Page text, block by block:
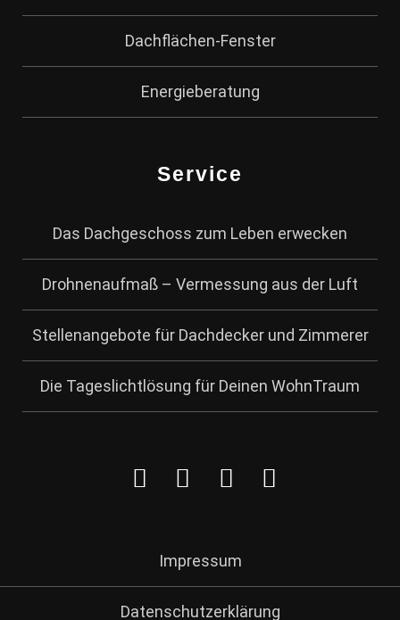
Dachflächen-Fenster
Energieberatung
Service
Das Dachgeschoss zum Leben erwecken
Drohnenaufmaß – Vermessung aus der Luft
Stellenangebote für Dachdecker und Zimmerer
Die Tageslichtlösung für Deinen WohnTraum
Impressum
Datenschutzerklärung